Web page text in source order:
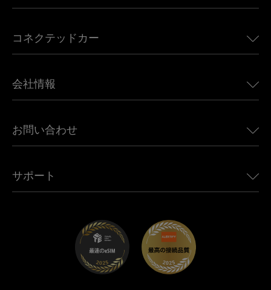
ヨーロッパ向けeSIM
カナダ向けeSIM
アフリカ向けeSIM
すべての目的地を見る
コネクテッドカー
Land Rover向けUbigi
Jeep向けUbigi
Mini向けUbigi
Maserati向けUbigi
会社情報
Ubigi関連プレス
Ubigiアプリ
お問い合わせ
アフェリエイトプログラム
サポート
トラブルシューティング
ヘルプセンター
お問い合わせ先